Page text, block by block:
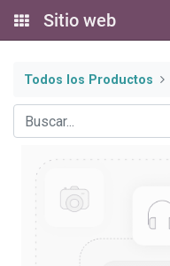
Sitio web
Todos los Productos